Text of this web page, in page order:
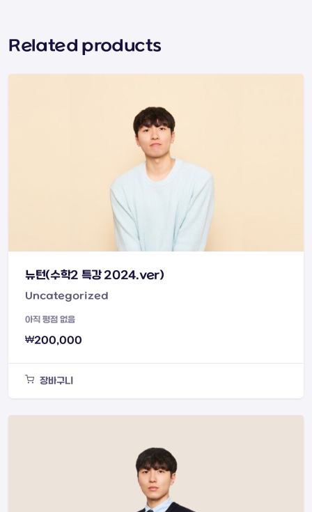
Related products
뉴턴(수학2 특강 2024.ver)
Uncategorized
아직 평점 없음
₩200,000
장바구니